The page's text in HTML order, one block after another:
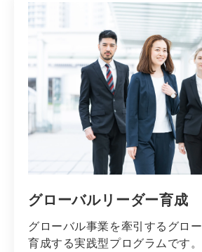
グローバルリーダー育成
グローバル事業を牽引するグロ
育成する実践型プログラムです。